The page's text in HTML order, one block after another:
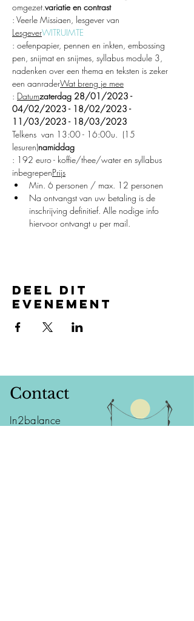
omgezet.variatie en contrast
: Veerle Missiaen, lesgever van
LesgeverWITRUIMTE
: oefenpapier, pennen en inkten, embossing
pen, snijmat en snijmes, syllabus module 3,
nadenken over een thema en teksten is zeker
een aanraderWat breng je mee
: Datumzaterdag 28/01/2023 -
04/02/2023 - 18/02/2023 -
11/03/2023 - 18/03/2023
Telkens van 13:00 - 16:00u.  (15
lesuren)namiddag
: 192 euro - koffie/thee/water en syllabus
inbegrepenPrijs
Min. 6 personen / max. 12 personen
Na ontvangst van uw betaling is de
inschrijving definitief. Alle nodige info
hiervoor ontvangt u per mail.
Deel dit
evenement
Contact
In2balance